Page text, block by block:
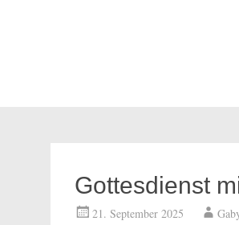
Gottesdienst
21. September 2025